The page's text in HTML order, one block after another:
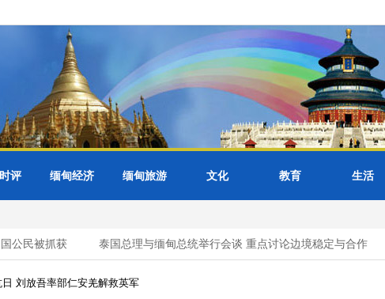
评 缅甸经济 缅甸旅游 文化 教育 生活
民被抓获 泰国总理与缅甸总统举行会谈 重点讨论边境稳定与合作
刘放吾率部仁安羌解救英军